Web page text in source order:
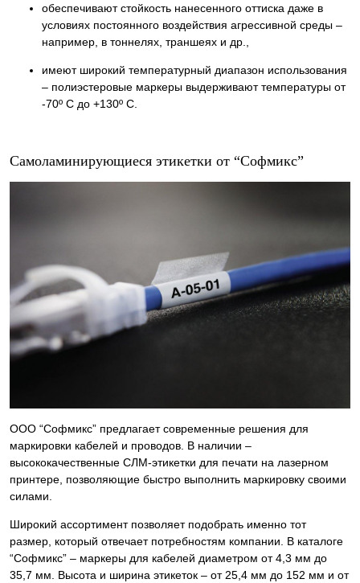
обеспечивают стойкость нанесенного оттиска даже в
условиях постоянного воздействия агрессивной среды –
например, в тоннелях, траншеях и др.,
имеют широкий температурный диапазон использования
– полиэстеровые маркеры выдерживают температуры от
-70º С до +130º С.
Самоламинирующиеся этикетки от “Софмикс”
ООО “Софмикс” предлагает современные решения для
маркировки кабелей и проводов. В наличии –
высококачественные СЛМ-этикетки для печати на лазерном
принтере, позволяющие быстро выполнить маркировку своими
силами.
Широкий ассортимент позволяет подобрать именно тот
размер, который отвечает потребностям компании. В каталоге
“Софмикс” – маркеры для кабелей диаметром от 4,3 мм до
35,7 мм. Высота и ширина этикеток – от 25,4 мм до 152 мм и от